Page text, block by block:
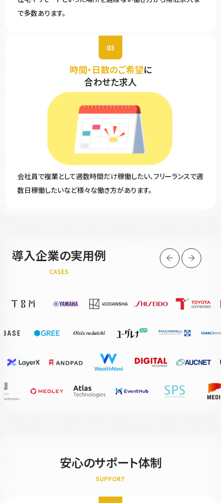
で多数あります。
03
時間・日数のご希望に
合わせた求人
会社員で複業として週数時間だけ稼働したい、フリーランスで週
数日稼働したいなど様々な働き方があります。
導入企業の実用例
CASES
安心のサポート体制
SUPPORT